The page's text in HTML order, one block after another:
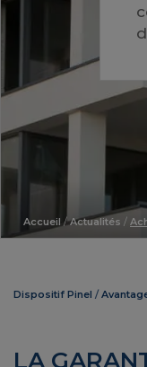
Accueil /Actualités /
Dispositif Pinel
LA